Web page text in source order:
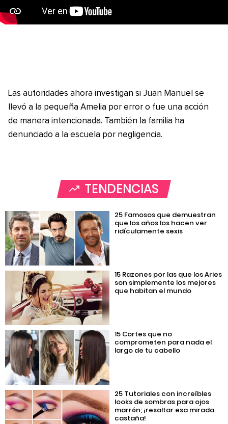
Las autoridades ahora investigan si Juan Manuel se
llevó a la pequeña Amelia por error o fue una acción
de manera intencionada. También la familia ha
denunciado a la escuela por negligencia.
TENDENCIAS
25 Famosos que demuestran
que los años los hacen ver
ridículamente sexis
15 Razones por las que los Aries
son simplemente los mejores
que habitan el mundo
15 Cortes que no
comprometen para nada el
largo de tu cabello
25 Tutoriales con increíbles
looks de sombras para ojos
marrón; ¡resaltar esa mirada
castaña!